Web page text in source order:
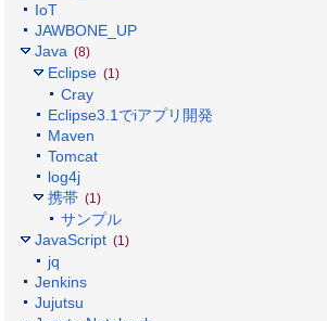
IoT
JAWBONE_UP
Java (8)
Eclipse (1)
Cray
Eclipse3.1でiアプリ開発
Maven
Tomcat
log4j
携帯 (1)
サンプル
JavaScript (1)
jq
Jenkins
Jujutsu